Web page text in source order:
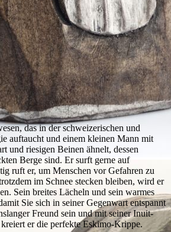
das in der schweizerischen und
auftaucht und einem kleinen Mann mit
und riesigen Beinen ähnelt, dessen
Berge sind. Er surft gerne auf
ruft er, um Menschen vor Gefahren zu
im Schnee stecken bleiben, wird er
Sein breites Lächeln und sein warmes
Sie sich in seiner Gegenwart entspannt
Freund sein und mit seiner Inuit-
er die perfekte Eskimo-Krippe.